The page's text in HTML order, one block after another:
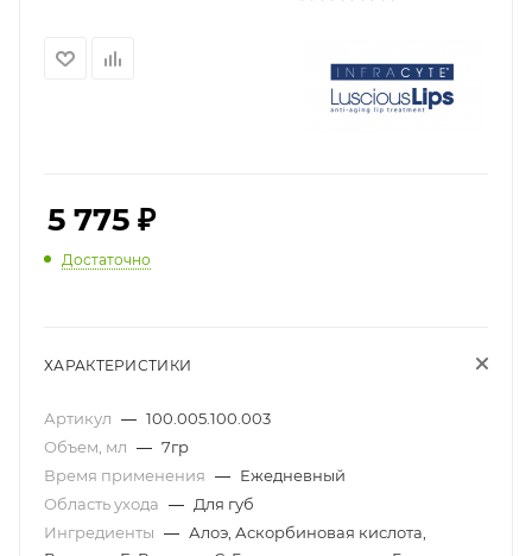
5 775 ₽
Достаточно
ХАРАКТЕРИСТИКИ
Артикул — 100.005.100.003
Объем, мл — 7гр
Время применения — Ежедневный
Область ухода — Для губ
Ингредиенты — Алоэ, Аскорбиновая кислота,